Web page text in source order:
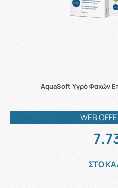
AquaSoft Υγρό Φακών
WEB
ΣΤΟ